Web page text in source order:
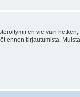
vie vain
ennen kirjautumista.